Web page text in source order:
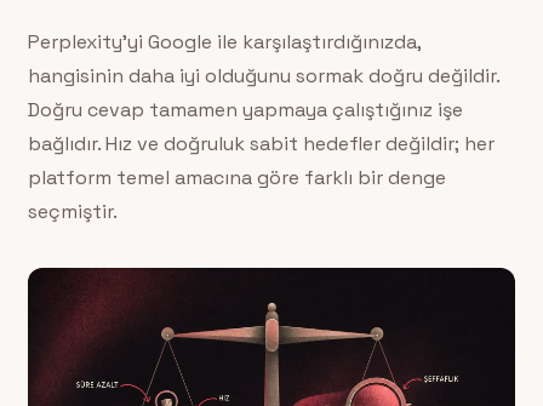
Perplexity’yi Google ile karşılaştırdığınızda,
hangisinin daha iyi olduğunu sormak doğru değildir.
Doğru cevap tamamen yapmaya çalıştığınız işe
bağlıdır. Hız ve doğruluk sabit hedefler değildir; her
platform temel amacına göre farklı bir denge
seçmiştir.